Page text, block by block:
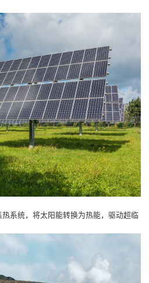
系统，将太阳能转换为热能，驱动超临